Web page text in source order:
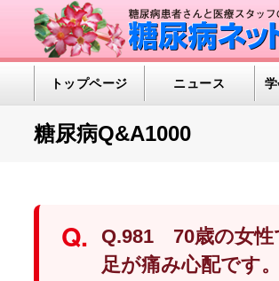
トップページ ニュース
糖尿病Q&A1000
Q.981 70歳の女性
足が痛み心配です